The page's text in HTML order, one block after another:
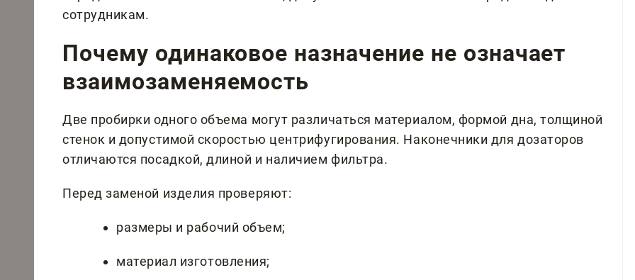
сотрудникам.
Почему одинаковое назначение не означает
взаимозаменяемость
Две пробирки одного объема могут различаться материалом, формой дна, толщиной
стенок и допустимой скоростью центрифугирования. Наконечники для дозаторов
отличаются посадкой, длиной и наличием фильтра.
Перед заменой изделия проверяют:
размеры и рабочий объем;
материал изготовления;